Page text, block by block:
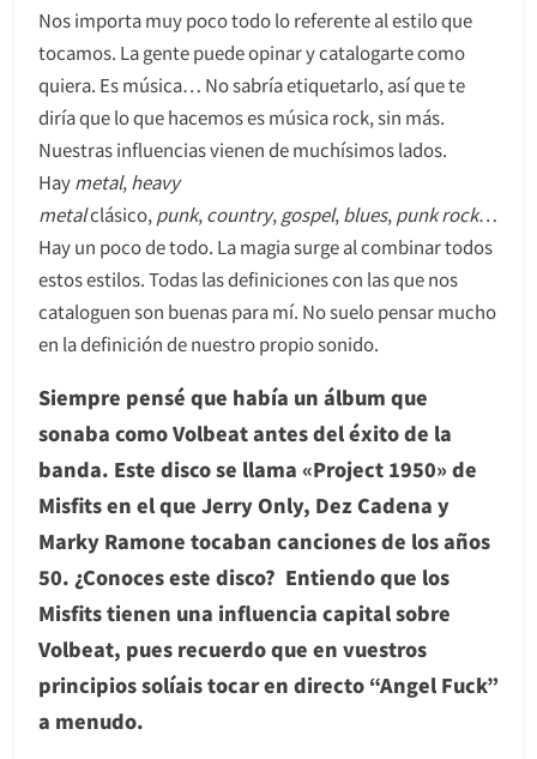
Nos importa muy poco todo lo referente al estilo que
tocamos. La gente puede opinar y catalogarte como
quiera. Es música… No sabría etiquetarlo, así que te
diría que lo que hacemos es música rock, sin más.
Nuestras influencias vienen de muchísimos lados.
Haymetal, heavy
metalclásico, punk, country, gospel, blues, punk rock…
Hay un poco de todo. La magia surge al combinar todos
estos estilos. Todas las definiciones con las que nos
cataloguen son buenas para mí. No suelo pensar mucho
en la definición de nuestro propio sonido.
Siempre pensé que había un álbum que
sonaba como Volbeat antes del éxito de la
banda. Este disco se llama «Project 1950» de
Misfits en el que Jerry Only, Dez Cadena y
Marky Ramone tocaban canciones de los años
50. ¿Conoces este disco? Entiendo que los
Misfits tienen una influencia capital sobre
Volbeat, pues recuerdo que en vuestros
principios solíais tocar en directo “Angel Fuck”
a menudo.